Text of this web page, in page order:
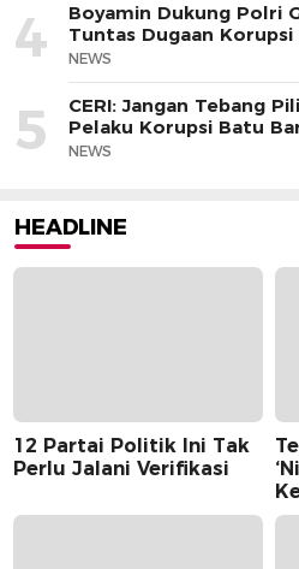
4
Boyamin Dukung Polri
Tuntas Dugaan
NEWS
5
CERI: Jangan Tebang
Pelaku Korupsi Batu
NEWS
HEADLINE
12 Partai Politik Ini Tak
Perlu Jalani Verifikasi